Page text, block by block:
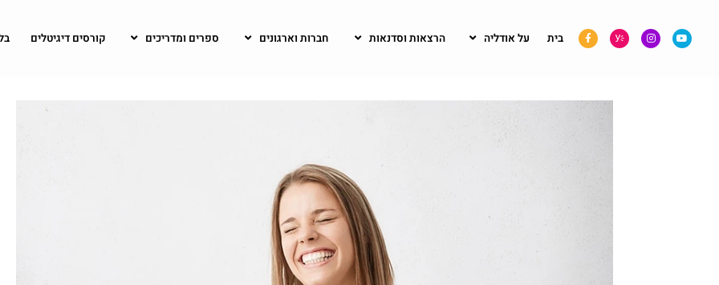
בית על אודליה הרצאות וסדנאות חברות וארגונים ספרים ומדריכים קורסים דיגיטלים